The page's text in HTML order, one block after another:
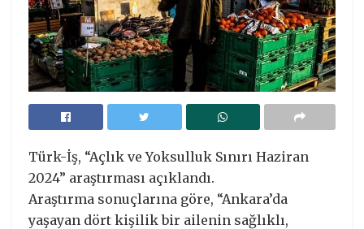
Türk-İş, “Açlık ve Yoksulluk Sınırı Haziran
2024” araştırması açıklandı.
Araştırma sonuçlarına göre, “Ankara’da
yaşayan dört kişilik bir ailenin sağlıklı,